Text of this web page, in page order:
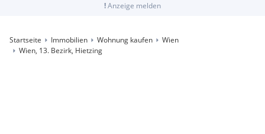
!Anzeige melden
Startseite Immobilien Wohnung kaufen
Wien
Wien, 13. Bezirk, Hietzing